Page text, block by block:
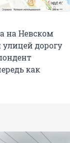
на Невском
дорогу
как